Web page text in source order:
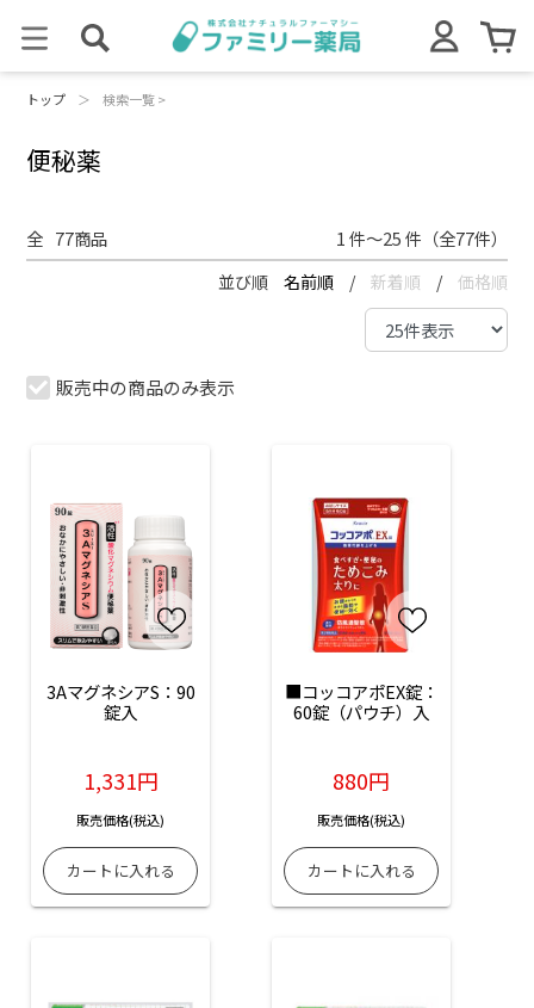
トップ ＞ 検索一覧 >
便秘薬
全 77商品 1 件～25 件（全77件）
並び順 名前順 / 新着順 / 価格順
販売中の商品のみ表示
3AマグネシアS：90
錠入
1,331円
販売価格(税込)
■コッコアポEX錠：
60錠（パウチ）入
880円
販売価格(税込)